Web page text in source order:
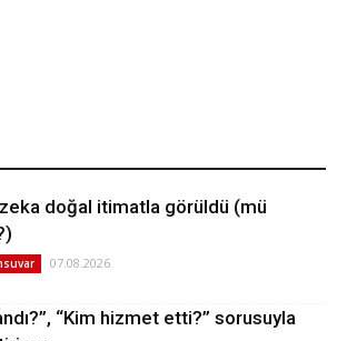
doğal itimatla görüldü (mü
07.08.2026
“Kim hizmet etti?” sorusuyla